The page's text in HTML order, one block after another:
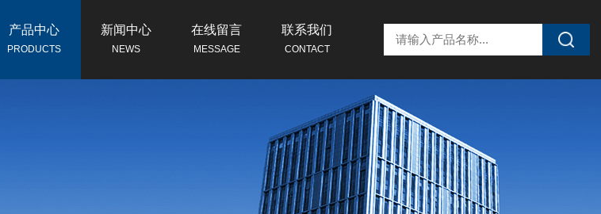
产品中心
PRODUCTS
新闻中心
NEWS
在线留言
MESSAGE
联系我们
CONTACT